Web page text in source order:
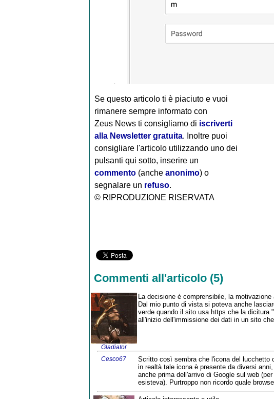
Se questo articolo ti è piaciuto e vuoi
rimanere sempre informato con
Zeus News ti consigliamo di iscriverti
alla Newsletter gratuita. Inoltre puoi
consigliare l'articolo utilizzando uno dei
pulsanti qui sotto, inserire un
commento(anche anonimo) o
segnalare un refuso.
© RIPRODUZIONE RISERVATA
Commenti all'articolo (5)
Gladiator
La decisione è comprensibile, la
Dal mio punto di vista si poteva anche
verde quando il sito usa https che la dicitura
all'inizio dell'immissione dei dati in un sito
Cesco67
Scritto così sembra che l'icona del lucchetto
in realtà tale icona è presente da diversi
anche prima dell'arrivo di Google sul web
esisteva). Purtroppo non ricordo quale